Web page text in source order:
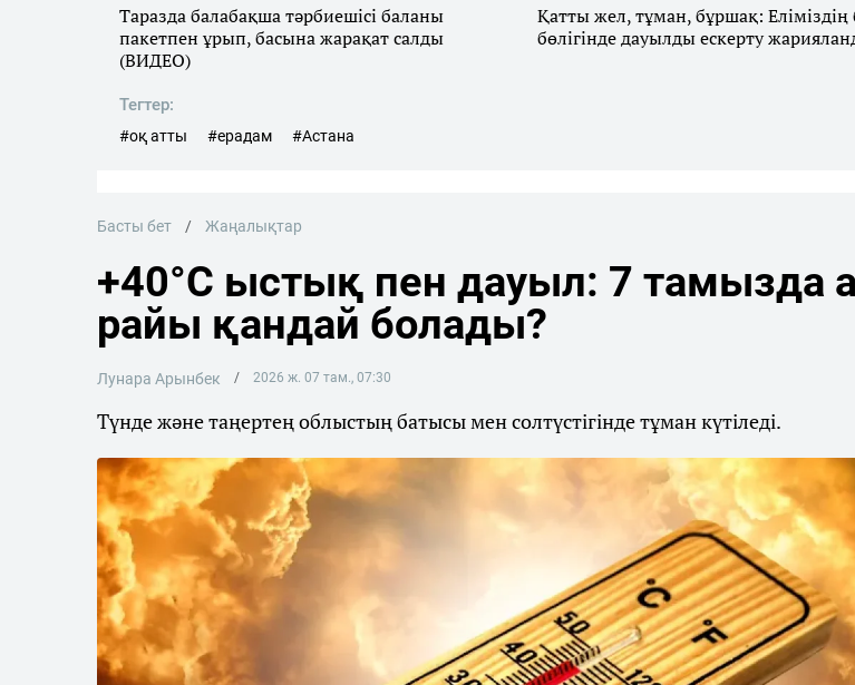
Таразда балабақша тәрбиешісі баланы
пакетпен ұрып, басына жарақат салды
(ВИДЕО)
Қатты жел, тұман, бұршақ:
бөлігінде дауылды ескерту
Тегтер:
#оқ атты #ерадам #Астана
Басты бет Жаңалықтар
+40°C ыстық пен дауыл: 7 тамызда
райы қандай болады?
Лунара Арынбек 2026 ж. 07 там., 07:30
Түнде және таңертең облыстың батысы мен солтүстігінде тұман күтіледі.